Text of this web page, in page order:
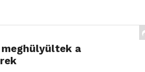
meghülyültek a